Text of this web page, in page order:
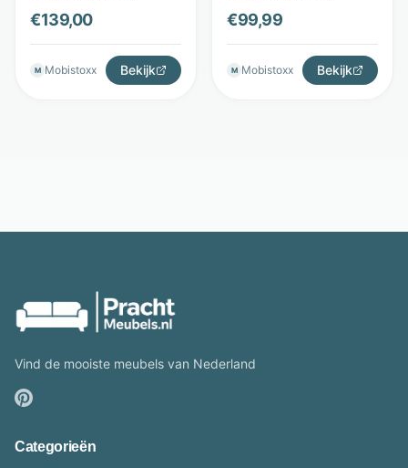
melamine - 2 deuren
en 4 open vakken - Wit
- Mobistoxx
€139,00
M Mobistoxx Bekijk
melamine - 1 deur met
open vak -
Eik/antraciet -
Mobistoxx
€99,99
M Mobistoxx Bekijk
Vind de mooiste meubels van Nederland
Categorieën